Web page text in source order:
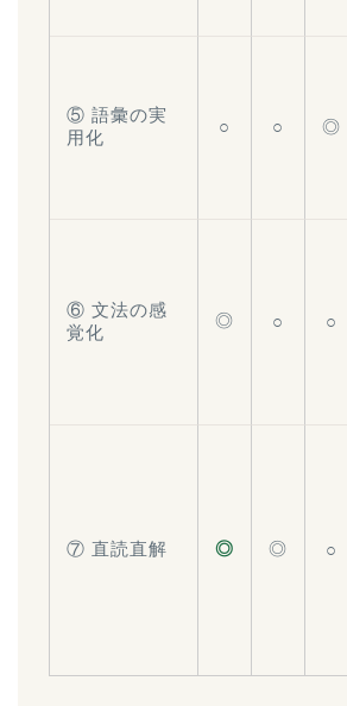
⑤ 語彙の実
用化
○ ○ ◎
⑥ 文法の感
覚化
◎ ○ ○
⑦ 直読直解 ◎ ◎ ○